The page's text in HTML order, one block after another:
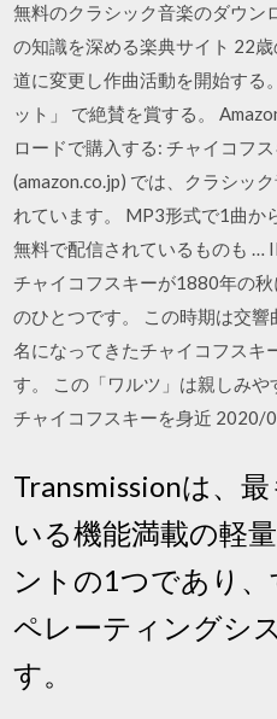
無料のクラシック音楽のダウン
の知識を深める楽典サイト 22
道に変更し作曲活動を開始する
ット」 で絶賛を賞する。
ロードで購入する: チャイコフ
(amazon.co.jp) では、クラシッ
れています。 MP3形式で1曲か
無料で配信されているものも
チャイコフスキーが1880年の
のひとつです。 この時期は交
名になってきたチャイコフスキ
す。 この「ワルツ」は親しみ
チャイコフスキーを身近 2020/
Transmissionは、
いる機能満載の軽
ントの1つであり
ペレーティングシ
す。